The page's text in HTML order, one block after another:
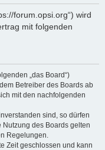
forum.opsi.org“) wird
mit folgenden
„das Board“)
Betreiber des Boards ab
mit den nachfolgenden
sind, so dürfen
des Boards gelten
Regelungen.
Zeit geschlossen und kann